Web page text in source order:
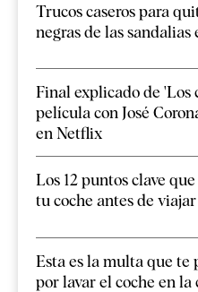
Trucos caseros para
negras de las sandalias
Final explicado de 'Los
película con José
en Netflix
Los 12 puntos clave
tu coche antes de viajar
Esta es la multa que te
por lavar el coche en la